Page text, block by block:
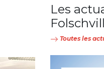
Les
Toutes les